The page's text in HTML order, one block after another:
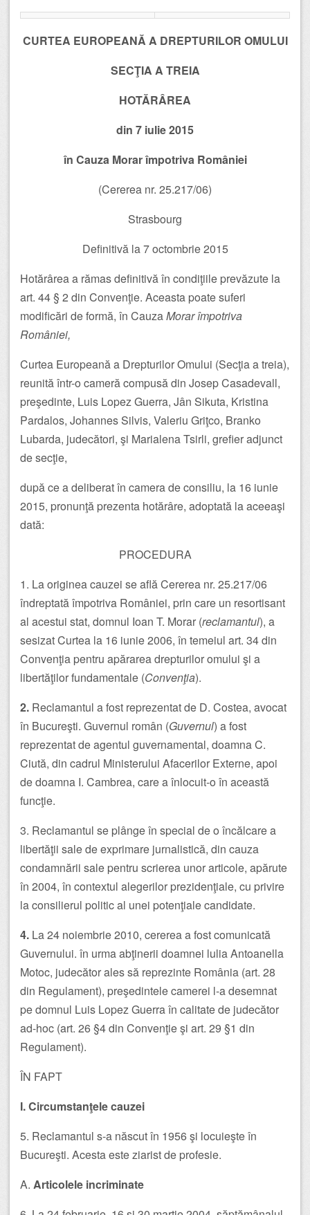
CURTEA EUROPEANĂ A DREPTURILOR OMULUI
SECŢIA A TREIA
HOTĂRÂREA
din 7 iulie 2015
în Cauza Morar împotriva României
(Cererea nr. 25.217/06)
Strasbourg
Definitivă la 7 octombrie 2015
Hotărârea a rămas definitivă în condiţiile prevăzute la
art. 44 § 2 din Convenţie. Aceasta poate suferi
modificări de formă, în CauzaMorar împotriva
României,
Curtea Europeană a Drepturilor Omului (Secţia a treia),
reunită într-o cameră compusă din Josep Casadevall,
preşedinte, Luis Lopez Guerra, Jân Sikuta, Kristina
Pardalos, Johannes Silvis, Valeriu Griţco, Branko
Lubarda, judecători, şi Marialena Tsirli, grefier adjunct
de secţie,
după ce a deliberat în camera de consiliu, la 16 iunie
2015, pronunţă prezenta hotărâre, adoptată la aceeaşi
dată:
PROCEDURA
1. La originea cauzei se află Cererea nr. 25.217/06
îndreptată împotriva României, prin care un resortisant
al acestui stat, domnul Ioan T. Morar (reclamantul), a
sesizat Curtea la 16 iunie 2006, în temeiul art. 34 din
Convenţia pentru apărarea drepturilor omului şi a
libertăţilor fundamentale (Convenţia).
2. Reclamantul a fost reprezentat de D. Costea, avocat
în Bucureşti. Guvernul român (Guvernul) a fost
reprezentat de agentul guvernamental, doamna C.
Ciută, din cadrul Ministerului Afacerilor Externe, apoi
de doamna I. Cambrea, care a înlocuit-o în această
funcţie.
3. Reclamantul se plânge în special de o încălcare a
libertăţii sale de exprimare jurnalistică, din cauza
condamnării sale pentru scrierea unor articole, apărute
în 2004, în contextul alegerilor prezidenţiale, cu privire
la consilierul politic al unei potenţiale candidate.
4. La 24 noiembrie 2010, cererea a fost comunicată
Guvernului. în urma abţinerii doamnei lulia Antoanella
Motoc, judecător ales să reprezinte România (art. 28
din Regulament), preşedintele camerei l-a desemnat
pe domnul Luis Lopez Guerra în calitate de judecător
ad-hoc (art. 26 §4 din Convenţie şi art. 29 §1 din
Regulament).
ÎN FAPT
I. Circumstanţele cauzei
5. Reclamantul s-a născut în 1956 şi locuieşte în
Bucureşti. Acesta este ziarist de profesie.
A. Articolele incriminate